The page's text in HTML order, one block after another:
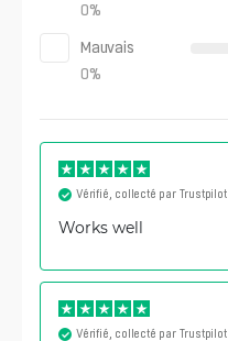
0%
Mauvais
0%
Vérifié, collecté par Trustpilot
Works well
Vérifié, collecté par Trustpilot